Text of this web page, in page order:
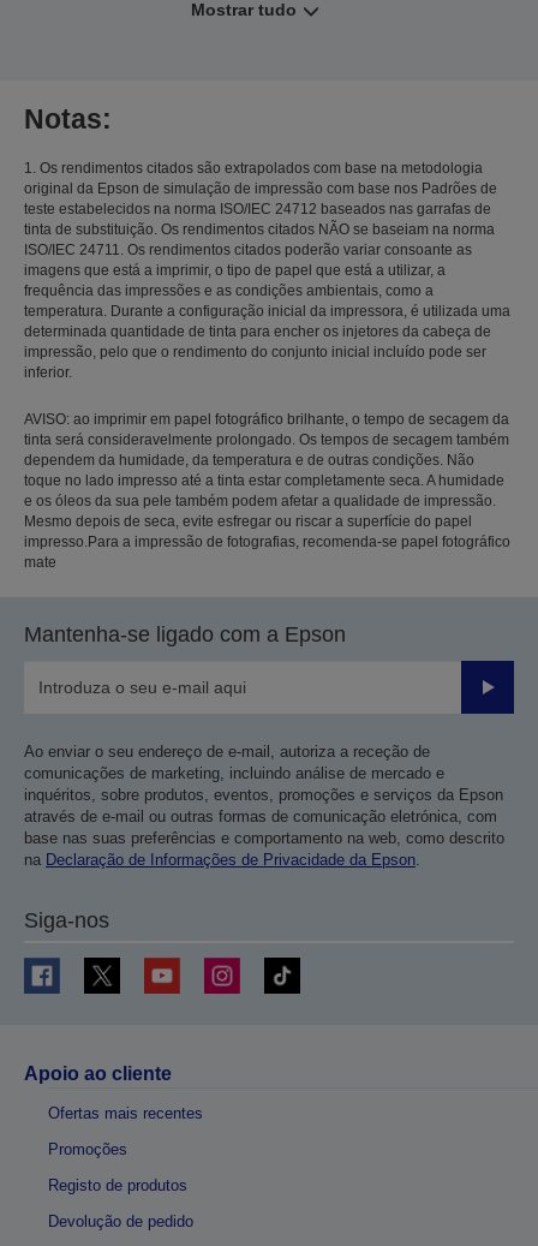
Mostrar tudo
Notas:
1. Os rendimentos citados são extrapolados com base na metodologia
original da Epson de simulação de impressão com base nos Padrões de
teste estabelecidos na norma ISO/IEC 24712 baseados nas garrafas de
tinta de substituição. Os rendimentos citados NÃO se baseiam na norma
ISO/IEC 24711. Os rendimentos citados poderão variar consoante as
imagens que está a imprimir, o tipo de papel que está a utilizar, a
frequência das impressões e as condições ambientais, como a
temperatura. Durante a configuração inicial da impressora, é utilizada uma
determinada quantidade de tinta para encher os injetores da cabeça de
impressão, pelo que o rendimento do conjunto inicial incluído pode ser
inferior.
AVISO: ao imprimir em papel fotográfico brilhante, o tempo de secagem da
tinta será consideravelmente prolongado. Os tempos de secagem também
dependem da humidade, da temperatura e de outras condições. Não
toque no lado impresso até a tinta estar completamente seca. A humidade
e os óleos da sua pele também podem afetar a qualidade de impressão.
Mesmo depois de seca, evite esfregar ou riscar a superfície do papel
impresso.Para a impressão de fotografias, recomenda-se papel fotográfico
mate
Mantenha-se ligado com a Epson
Enviar
Ao enviar o seu endereço de e-mail, autoriza a receção de
comunicações de marketing, incluindo análise de mercado e
inquéritos, sobre produtos, eventos, promoções e serviços da Epson
através de e-mail ou outras formas de comunicação eletrónica, com
base nas suas preferências e comportamento na web, como descrito
na Declaração de Informações de Privacidade da Epson
Siga-nos
Apoio ao cliente
Ofertas mais recentes
Promoções
Registo de produtos
Devolução de pedido